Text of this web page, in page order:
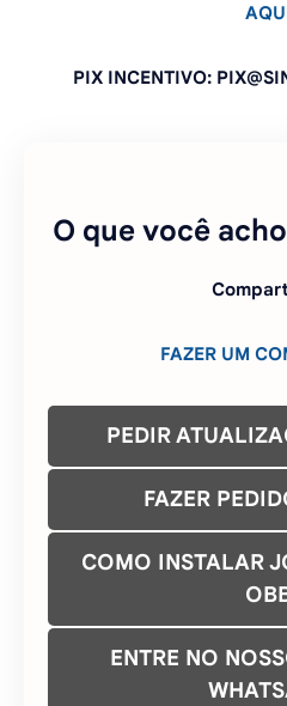
PIX INCENTIVO:
O que você
FAZER UM
PEDIR
FAZER
COMO INSTALAR
ENTRE NO